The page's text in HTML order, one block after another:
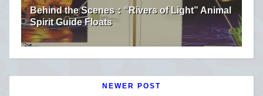
Behind the Scenes：“Rivers of Light” Animal
Spirit Guide Floats
NEWER POST